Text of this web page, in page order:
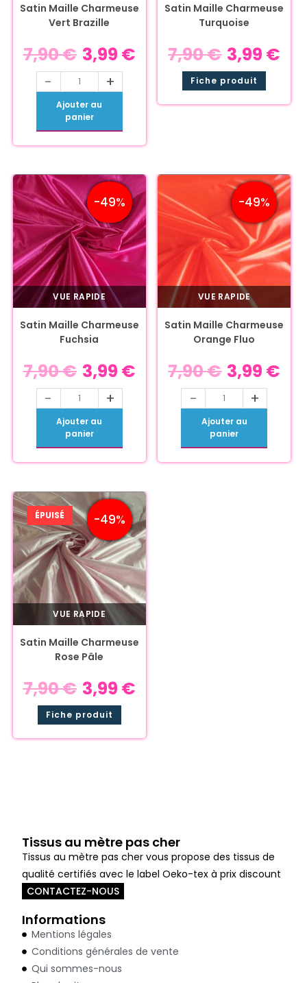
Satin Maille Charmeuse
Vert Brazille
7,90€ 3,99 €
- +
Ajouter au
panier
Satin Maille Charmeuse
Turquoise
7,90€ 3,99 €
Fiche produit
-49%
VUE RAPIDE
Satin Maille Charmeuse
Fuchsia
7,90€ 3,99 €
- +
Ajouter au
panier
-49%
VUE RAPIDE
Satin Maille Charmeuse
Orange Fluo
7,90€ 3,99 €
- +
Ajouter au
panier
-49%
ÉPUISÉ
VUE RAPIDE
Satin Maille Charmeuse
Rose Pâle
7,90€ 3,99 €
Fiche produit
Tissus au mètre pas cher
Tissus au mètre pas cher vous propose des tissus de
qualité certifiés avec le label Oeko-tex à prix discount
CONTACTEZ-NOUS
Informations
Mentions légales
Conditions générales de vente
Qui sommes-nous